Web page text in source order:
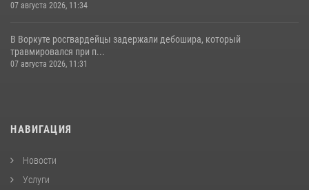
07 августа 2026, 11:34
В Воркуте росгвардейцы задержали дебошира, который
травмировался при п...
07 августа 2026, 11:31
НАВИГАЦИЯ
Новости
Услуги